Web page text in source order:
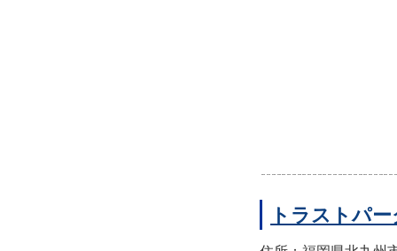
トラストパ